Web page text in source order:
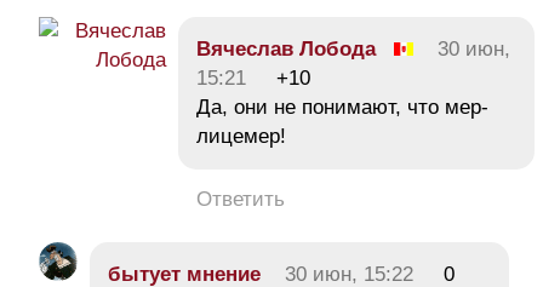
Вячеслав Лобода
30 июн,
15:21
+10
Да, они не понимают, что мер-
лицемер!
Ответить
бытует мнение 30 июн, 15:22
0